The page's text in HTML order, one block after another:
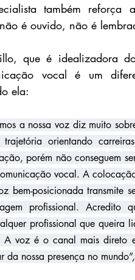
também
é ouvido, não é
que é idealizadora
vocal é um
ela:
a nossa voz diz muito
orientando
porém não conseguem
vocal. A
bem-posicionada transmite
profissional.
profissional que queira
A voz é o canal mais direto
da nossa presença no